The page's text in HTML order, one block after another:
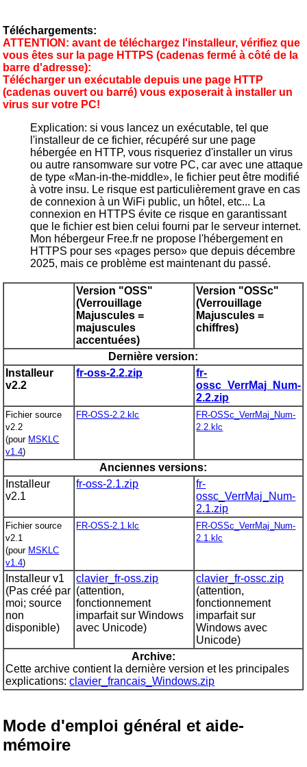
Téléchargements:
ATTENTION:avant de téléchargez l'installeur, vérifiez que
vous êtes sur la page HTTPS (cadenas fermé à côté de la
barre d'adresse):
Télécharger un exécutable depuis une page HTTP
(cadenas ouvert ou barré) vous exposerait à installer un
virus sur votre PC!
Explication: si vous lancez un exécutable, tel que
l'installeur de ce fichier, récupéré sur une page
hébergée en HTTP, vous risqueriez d'installer un virus
ou autre ransomware sur votre PC, car avec une attaque
de type «Man-in-the-middle», le fichier peut être modifié
à votre insu. Le risque est particulièrement grave en cas
de connexion à un WiFi public, un hôtel, etc... La
connexion en HTTPS évite ce risque en garantissant
que le fichier est bien celui fourni par le serveur internet.
Mon hébergeur Free.fr ne propose l'hébergement en
HTTPS pour ses «pages perso» que depuis décembre
2025, mais ce problème est maintenant du passé.
Version "OSS"
(Verrouillage
Majuscules =
majuscules
accentuées)
Version "OSSc"
(Verrouillage
Majuscules =
chiffres)
Dernière version:
Installeur
v2.2
fr-oss-2.2.zip
fr-
ossc_VerrMaj_Num-
2.2.zip
Fichier source
v2.2
(pour MSKLC
v1.4)
FR-OSS-2.2.klc
FR-OSSc_VerrMaj_Num-
2.2.klc
Anciennes versions:
Installeur
v2.1
fr-oss-2.1.zip
fr-
ossc_VerrMaj_Num-
2.1.zip
Fichier source
v2.1
(pour MSKLC
v1.4)
FR-OSS-2.1.klc
FR-OSSc_VerrMaj_Num-
2.1.klc
Installeur v1
(Pas créé par
moi; source
non
disponible)
clavier_fr-oss.zip
(attention,
fonctionnement
imparfait sur Windows
avec Unicode)
clavier_fr-ossc.zip
(attention,
fonctionnement
imparfait sur
Windows avec
Unicode)
Archive:
Cette archive contient la dernière version et les principales
explications:clavier_francais_Windows.zip
Mode d'emploi général et aide-
mémoire